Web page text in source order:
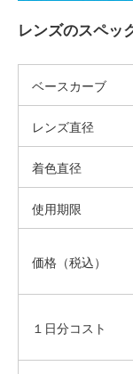
レンズのスペッ
ベースカーブ
レンズ直径
着色直径
使用期限
価格（税込）
１日分コスト